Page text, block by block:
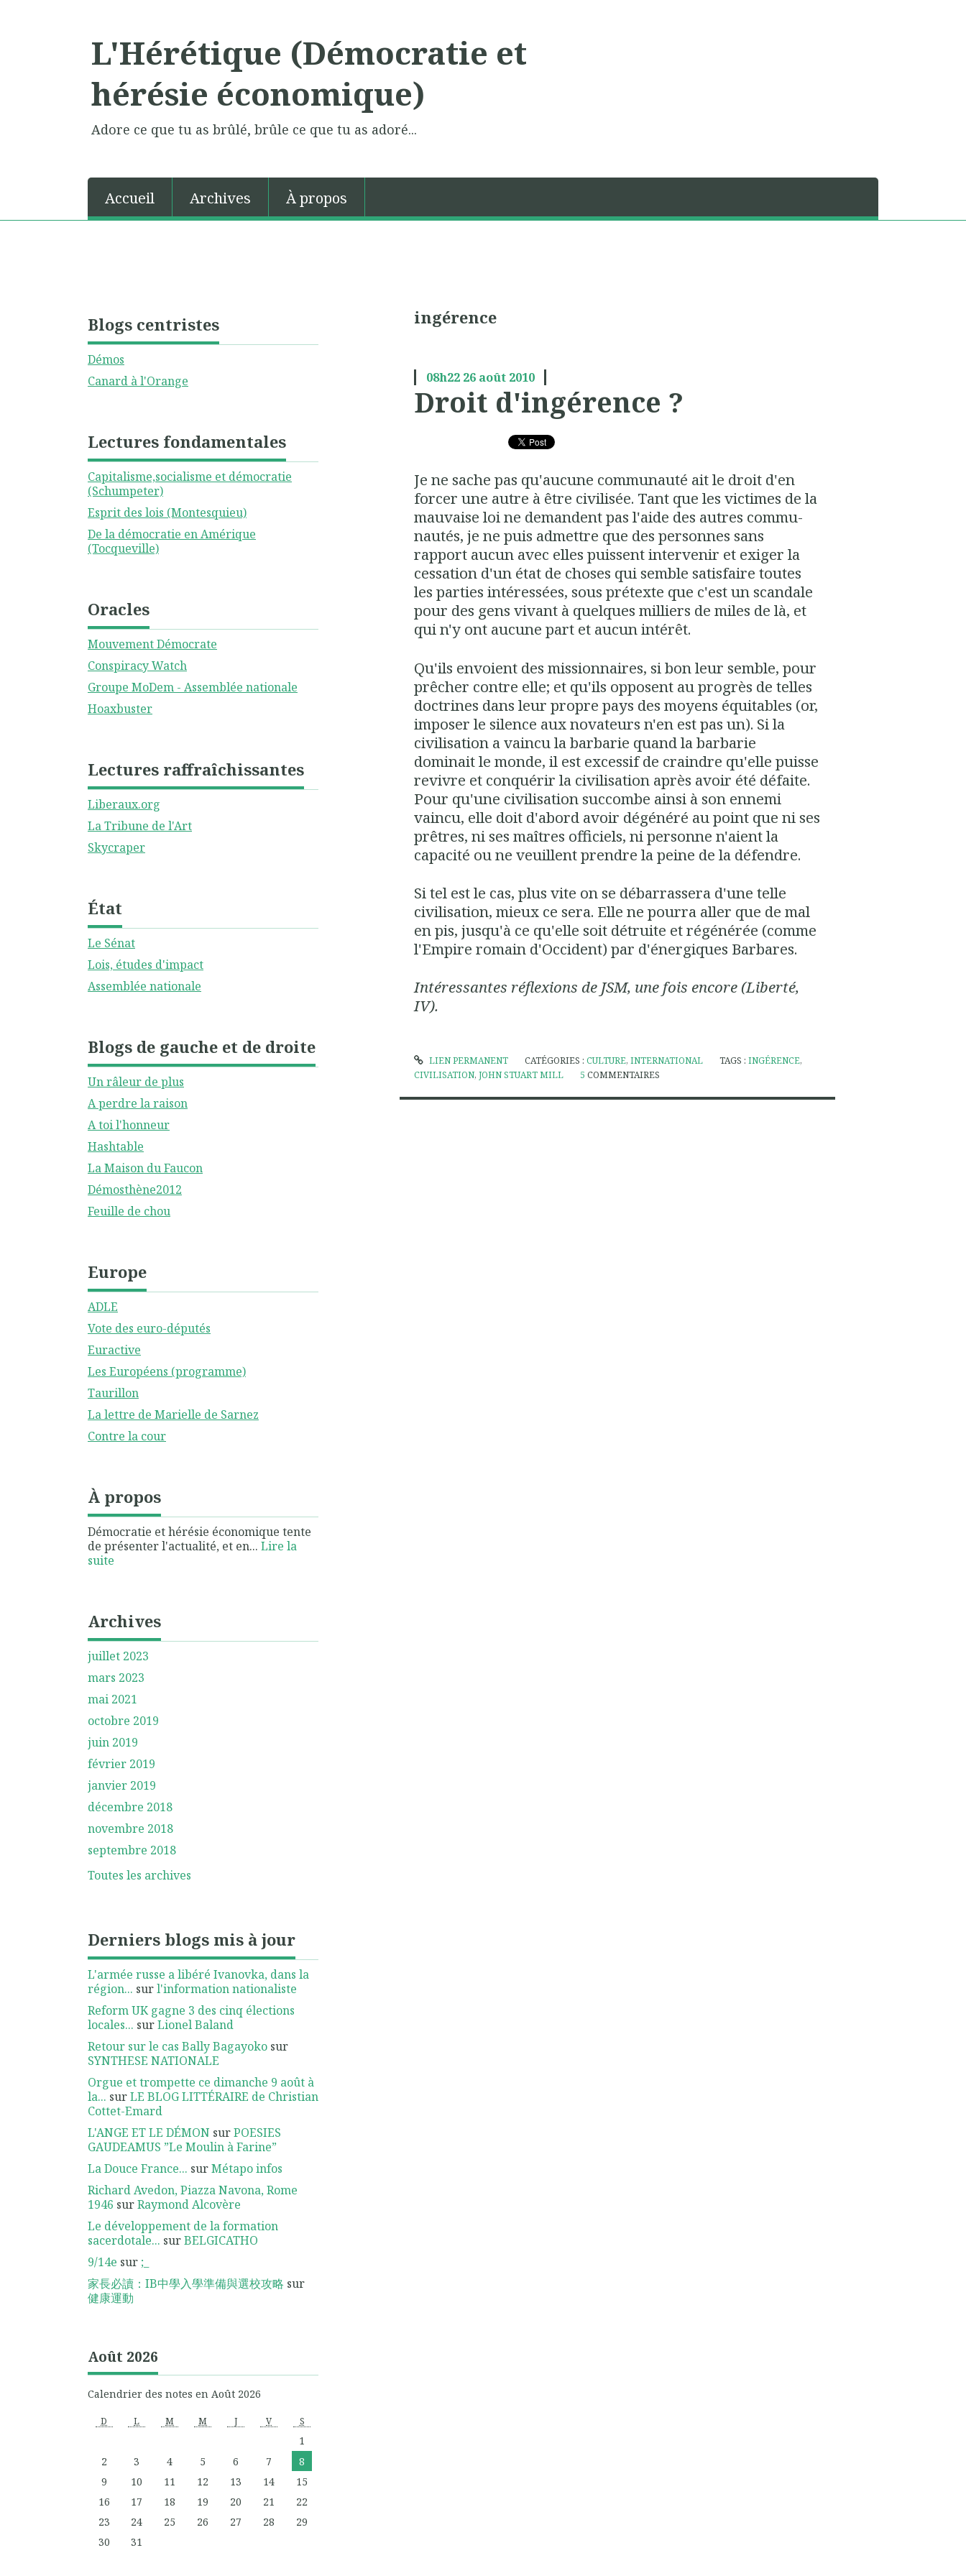
L'Hérétique (Démocratie et
hérésie économique)
Adore ce que tu as brûlé, brûle ce que tu as adoré...
Accueil Archives À propos
Blogs centristes
Démos
Canard à l'Orange
Lectures fondamentales
Capitalisme,socialisme et démocratie
(Schumpeter)
Esprit des lois (Montesquieu)
De la démocratie en Amérique
(Tocqueville)
Oracles
Mouvement Démocrate
Conspiracy Watch
Groupe MoDem - Assemblée nationale
Hoaxbuster
Lectures raffraîchissantes
Liberaux.org
La Tribune de l'Art
Skycraper
État
Le Sénat
Lois, études d'impact
Assemblée nationale
Blogs de gauche et de droite
Un râleur de plus
A perdre la raison
A toi l'honneur
Hashtable
La Maison du Faucon
Démosthène2012
Feuille de chou
Europe
ADLE
Vote des euro-députés
Euractive
Les Européens (programme)
Taurillon
La lettre de Marielle de Sarnez
Contre la cour
À propos
Démocratie et hérésie économique tente
de présenter l'actualité, et en... Lire la
suite
Archives
juillet 2023
mars 2023
mai 2021
octobre 2019
juin 2019
février 2019
janvier 2019
décembre 2018
novembre 2018
septembre 2018
Toutes les archives
Derniers blogs mis à jour
L'armée russe a libéré Ivanovka, dans la
région... surl'information nationaliste
Reform UK gagne 3 des cinq élections
locales... surLionel Baland
Retour sur le cas Bally Bagayoko sur
SYNTHESE NATIONALE
Orgue et trompette ce dimanche 9 août à
la... surLE BLOG LITTÉRAIRE de Christian
Cottet-Emard
L'ANGE ET LE DÉMON surPOESIES
GAUDEAMUS ”Le Moulin à Farine”
La Douce France... surMétapo infos
Richard Avedon, Piazza Navona, Rome
1946 surRaymond Alcovère
Le développement de la formation
sacerdotale... surBELGICATHO
9/14e sur ;_
家長必讀：IB中學入學準備與選校攻略 sur
健康運動
Août 2026
Calendrier des notes en Août 2026
D L M M J V S
1
2
3 4 5 6 7
8
9
10 11 12 13 14
15
16
17 18 19 20 21
22
23
24 25 26 27 28
29
30
31
ingérence
08h22 26 août 2010
Droit d'ingérence ?
Je ne sache pas qu'aucune communauté ait le droit d'en
forcer une autre à être civilisée. Tant que les victimes de la
mauvaise loi ne demandent pas l'aide des autres commu­
nautés, je ne puis admettre que des personnes sans
rapport aucun avec elles puissent intervenir et exiger la
cessation d'un état de choses qui semble satisfaire toutes
les parties intéressées, sous prétexte que c'est un scandale
pour des gens vivant à quelques milliers de miles de là, et
qui n'y ont aucune part et aucun intérêt.
Qu'ils envoient des missionnaires, si bon leur semble, pour
prêcher contre elle; et qu'ils opposent au progrès de telles
doctrines dans leur propre pays des moyens équitables (or,
imposer le silence aux novateurs n'en est pas un). Si la
civilisation a vaincu la barbarie quand la barbarie
dominait le monde, il est excessif de craindre qu'elle puis­se
revivre et conquérir la civilisation après avoir été défaite.
Pour qu'une civilisation succombe ainsi à son ennemi
vaincu, elle doit d'abord avoir dégénéré au point que ni ses
prêtres, ni ses maîtres officiels, ni personne n'aient la
capacité ou ne veuillent prendre la peine de la défendre.
Si tel est le cas, plus vite on se débarrassera d'une telle
civilisation, mieux ce sera. Elle ne pourra aller que de mal
en pis, jusqu'à ce qu'elle soit détruite et régénérée (comme
l'Empire romain d'Occident) par d'énergi­ques Barbares.
Intéressantes réflexions de JSM, une fois encore (Liberté,
IV).
LIEN PERMANENT CATÉGORIES : CULTURE, INTERNATIONAL TAGS : INGÉRENCE,
CIVILISATION,JOHN STUART MILL 5 COMMENTAIRES